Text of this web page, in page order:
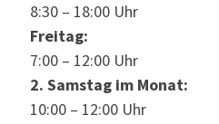
8:30 – 18:00 Uhr
Freitag:
7:00 – 12:00 Uhr
2. Samstag im Monat:
10:00 – 12:00 Uhr